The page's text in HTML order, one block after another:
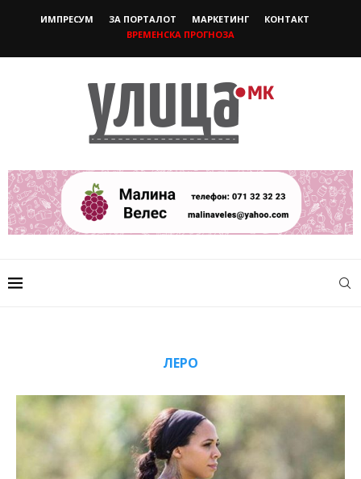
ИМПРЕСУМ ЗА ПОРТАЛОТ МАРКЕТИНГ
КОНТАКТ
ВРЕМЕНСКА ПРОГНОЗА
ЛЕРО